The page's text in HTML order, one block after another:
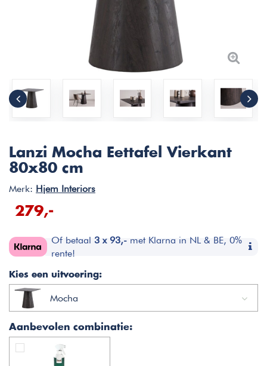
Lanzi Mocha Eettafel Vierkant
80x80 cm
Merk: Hjem Interiors
279,-
Of betaal 3 x 93,-met Klarna in NL & BE, 0%
rente!
Kies een uitvoering:
Mocha
Aanbevolen combinatie: